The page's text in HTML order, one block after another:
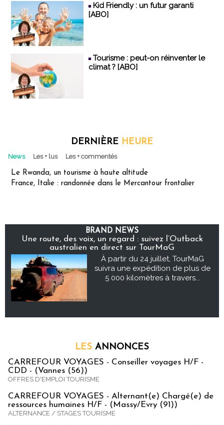
Kid Friendly : un futur garanti
[ABO]
Tourisme : peut-on réinventer le
climat ? [ABO]
DERNIÈRE HEURE
News Les + lus Les + commentés
Le Rwanda, un tourisme à haute altitude
France, Italie : randonnée dans le Mercantour frontalier
BRAND NEWS
Une route, des voix, un regard : suivez l’Outback
australien en direct sur TourMaG
À partir du 24 juillet, TourMaG
suivra une expédition de plus de
5 000 kilomètres à travers...
LES ANNONCES
CARREFOUR VOYAGES - Conseiller voyages H/F -
CDD - (Vannes (56))
OFFRES D'EMPLOI TOURISME
CARREFOUR VOYAGES - Alternant(e) Chargé(e) de
ressources humaines H/F - (Massy/Evry (91))
ALTERNANCE / STAGES TOURISME